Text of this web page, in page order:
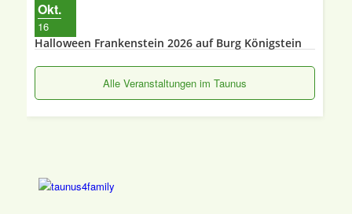
Okt.
16
Halloween Frankenstein 2026 auf Burg Königstein
Alle Veranstaltungen im Taunus